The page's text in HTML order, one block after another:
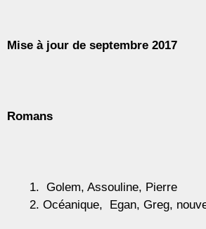
Mise à jour de septembre 2017
Romans
Golem, Assouline, Pierre
Océanique, Egan, Greg,